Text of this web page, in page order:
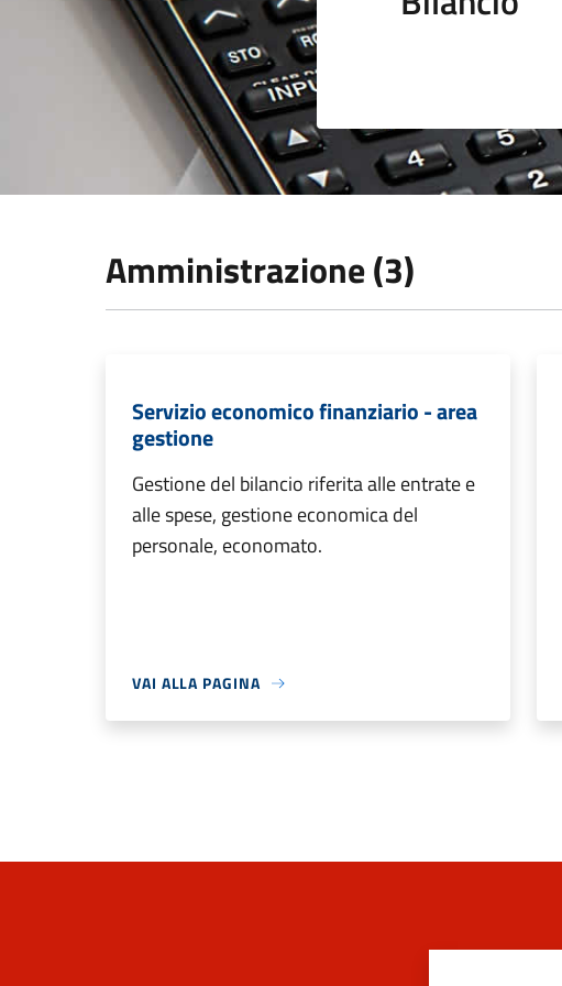
Amministrazione (3)
Servizio economico finanziario - area
gestione
Gestione del bilancio riferita alle entrate e
alle spese, gestione economica del
personale, economato.
VAI ALLA PAGINA